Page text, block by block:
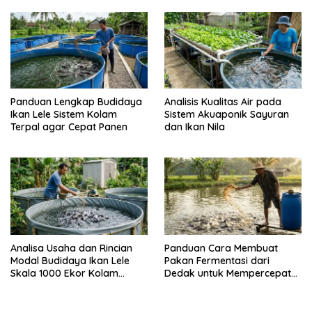
Panduan Lengkap Budidaya
Ikan Lele Sistem Kolam
Terpal agar Cepat Panen
Analisis Kualitas Air pada
Sistem Akuaponik Sayuran
dan Ikan Nila
Analisa Usaha dan Rincian
Modal Budidaya Ikan Lele
Skala 1000 Ekor Kolam
Panduan Cara Membuat
Pakan Fermentasi dari
Dedak untuk Mempercepat